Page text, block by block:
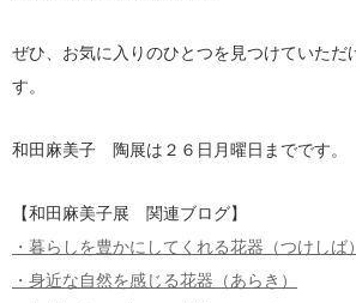
ぜひ、お気に入りのひとつを見つけていただ
す。
和田麻美子 陶展は２６日月曜日までです。
【和田麻美子展 関連ブログ】
・暮らしを豊かにしてくれる花器（つけしば）
・身近な自然を感じる花器（あらき）